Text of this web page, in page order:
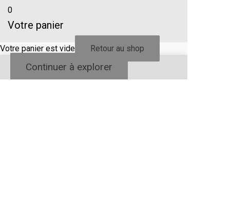
0
Votre panier
Votre panier est vide Retour au shop
Continuer à explorer